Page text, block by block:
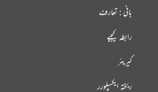
بانی : تعارف
رابطہ کیجیے
کیریئر
ریختہ ایکسپلورر